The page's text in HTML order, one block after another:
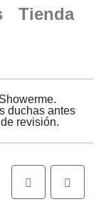
Tienda
duchas antes
revisión.